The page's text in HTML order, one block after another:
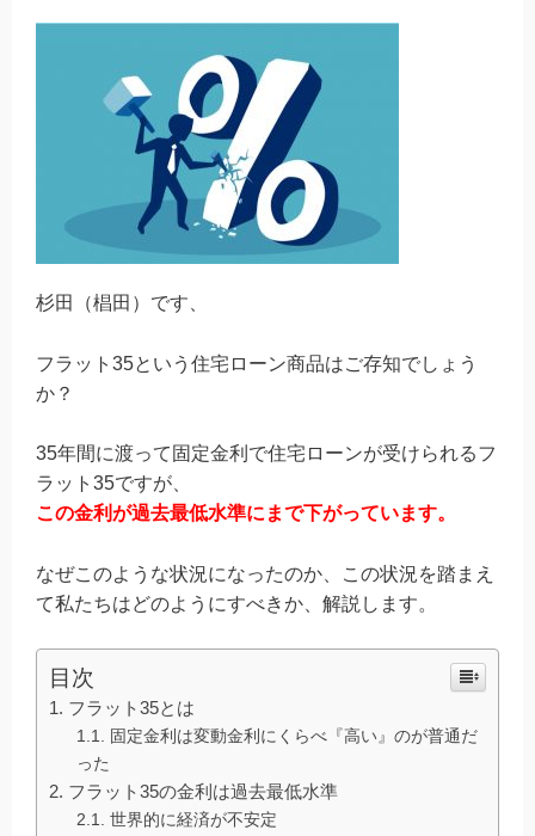
杉田（椙田）です、
フラット35という住宅ローン商品はご存知でしょう
か？
35年間に渡って固定金利で住宅ローンが受けられるフ
ラット35ですが、
この金利が過去最低水準にまで下がっています。
なぜこのような状況になったのか、この状況を踏まえ
て私たちはどのようにすべきか、解説します。
目次
フラット35とは
固定金利は変動金利にくらべ『高い』のが普通だ
った
フラット35の金利は過去最低水準
世界的に経済が不安定